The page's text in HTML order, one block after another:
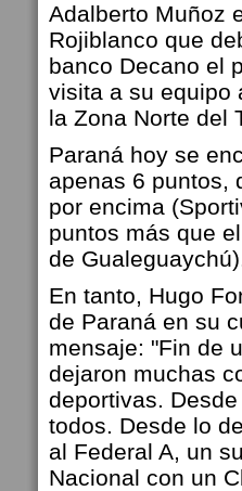
Adalberto Muñoz
Rojiblanco que
banco Decano el
visita a su equipo
la Zona Norte del
Paraná hoy se
apenas 6 puntos,
por encima
puntos más que
de
En tanto, Hugo
de Paraná en su
mensaje: "Fin de
dejaron muchas
deportivas.
todos. Desde lo
al Federal A, un
Nacional con un